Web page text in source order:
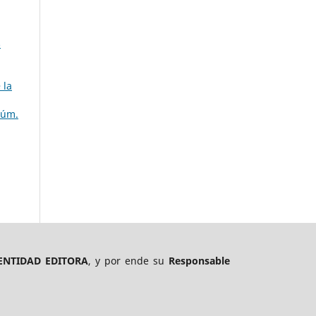
la
EDITORA, y por ende su Responsable